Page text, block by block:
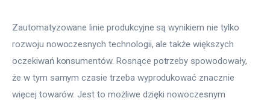
Zautomatyzowane linie produkcyjne są wynikiem nie tylko
rozwoju nowoczesnych technologii, ale także większych
oczekiwań konsumentów. Rosnące potrzeby spowodowały,
że w tym samym czasie trzeba wyprodukować znacznie
więcej towarów. Jest to możliwe dzięki nowoczesnym